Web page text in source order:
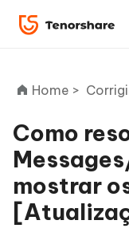
ReiBoot
for iOS
PDNob
Home >
Como
mostrar